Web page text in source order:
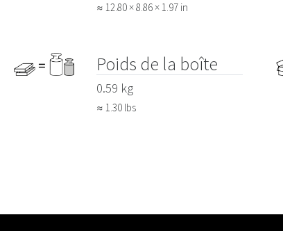
≈ 12.80 × 8.86 × 1.97 in
Poids de la boîte
0.59 kg
≈ 1.30 lbs